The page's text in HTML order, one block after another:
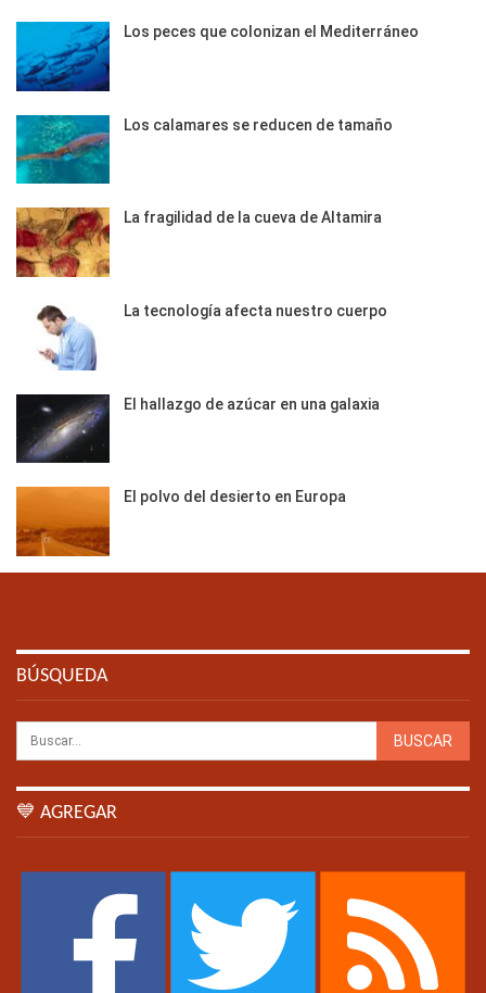
Los peces que colonizan el Mediterráneo
Los calamares se reducen de tamaño
La fragilidad de la cueva de Altamira
La tecnología afecta nuestro cuerpo
El hallazgo de azúcar en una galaxia
El polvo del desierto en Europa
BÚSQUEDA
💙 AGREGAR